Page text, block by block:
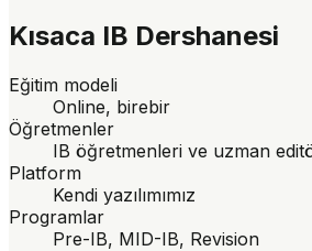
Kısaca IB Dershanesi
Eğitim modeli
Online, birebir
Öğretmenler
IB öğretmenleri ve uzman
Platform
Kendi yazılımımız
Programlar
Pre-IB, MID-IB, Revision